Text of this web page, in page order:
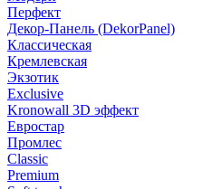
Перфект
Декор-Панель (DekorPanel)
Классическая
Кремлевская
Экзотик
Exclusive
Kronowall 3D эффект
Евростар
Промлес
Classic
Premium